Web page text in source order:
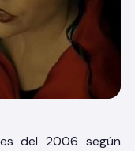
del 2006 según